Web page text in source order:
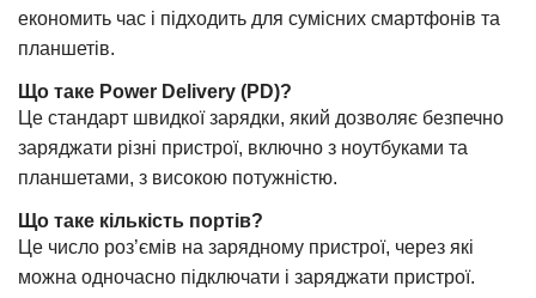
економить час і підходить для сумісних смартфонів та
планшетів.
Що таке Power Delivery (PD)?
Це стандарт швидкої зарядки, який дозволяє безпечно
заряджати різні пристрої, включно з ноутбуками та
планшетами, з високою потужністю.
Що таке кількість портів?
Це число роз’ємів на зарядному пристрої, через які
можна одночасно підключати і заряджати пристрої.